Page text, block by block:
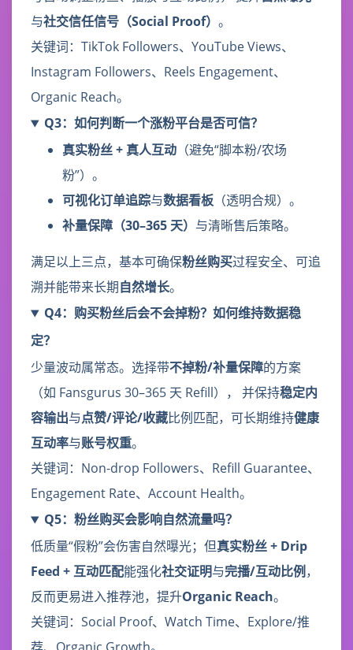
与社交信任信号（Social Proof） 。
关键词：TikTok Followers、YouTube Views、
Instagram Followers、Reels Engagement、
Organic Reach。
Q3：如何判断一个涨粉平台是否可信？
真实粉丝 + 真人互动 （避免“脚本粉/农场
粉”）。
可视化订单追踪与数据看板 （透明合规）。
补量保障（30–365 天） 与清晰售后策略。
满足以上三点，基本可确保粉丝购买过程安全、可追
溯并能带来长期自然增长。
Q4：购买粉丝后会不会掉粉？如何维持数据稳
定？
少量波动属常态。选择带不掉粉/补量保障的方案
（如 Fansgurus 30–365 天 Refill）， 并保持稳定内
容输出与点赞/评论/收藏比例匹配，可长期维持健康
互动率与账号权重。
关键词：Non-drop Followers、Refill Guarantee、
Engagement Rate、Account Health。
Q5：粉丝购买会影响自然流量吗？
低质量“假粉”会伤害自然曝光；但真实粉丝 + Drip
Feed + 互动匹配能强化社交证明与完播/互动比例 ，
反而更易进入推荐池，提升Organic Reach。
关键词：Social Proof、Watch Time、Explore/推